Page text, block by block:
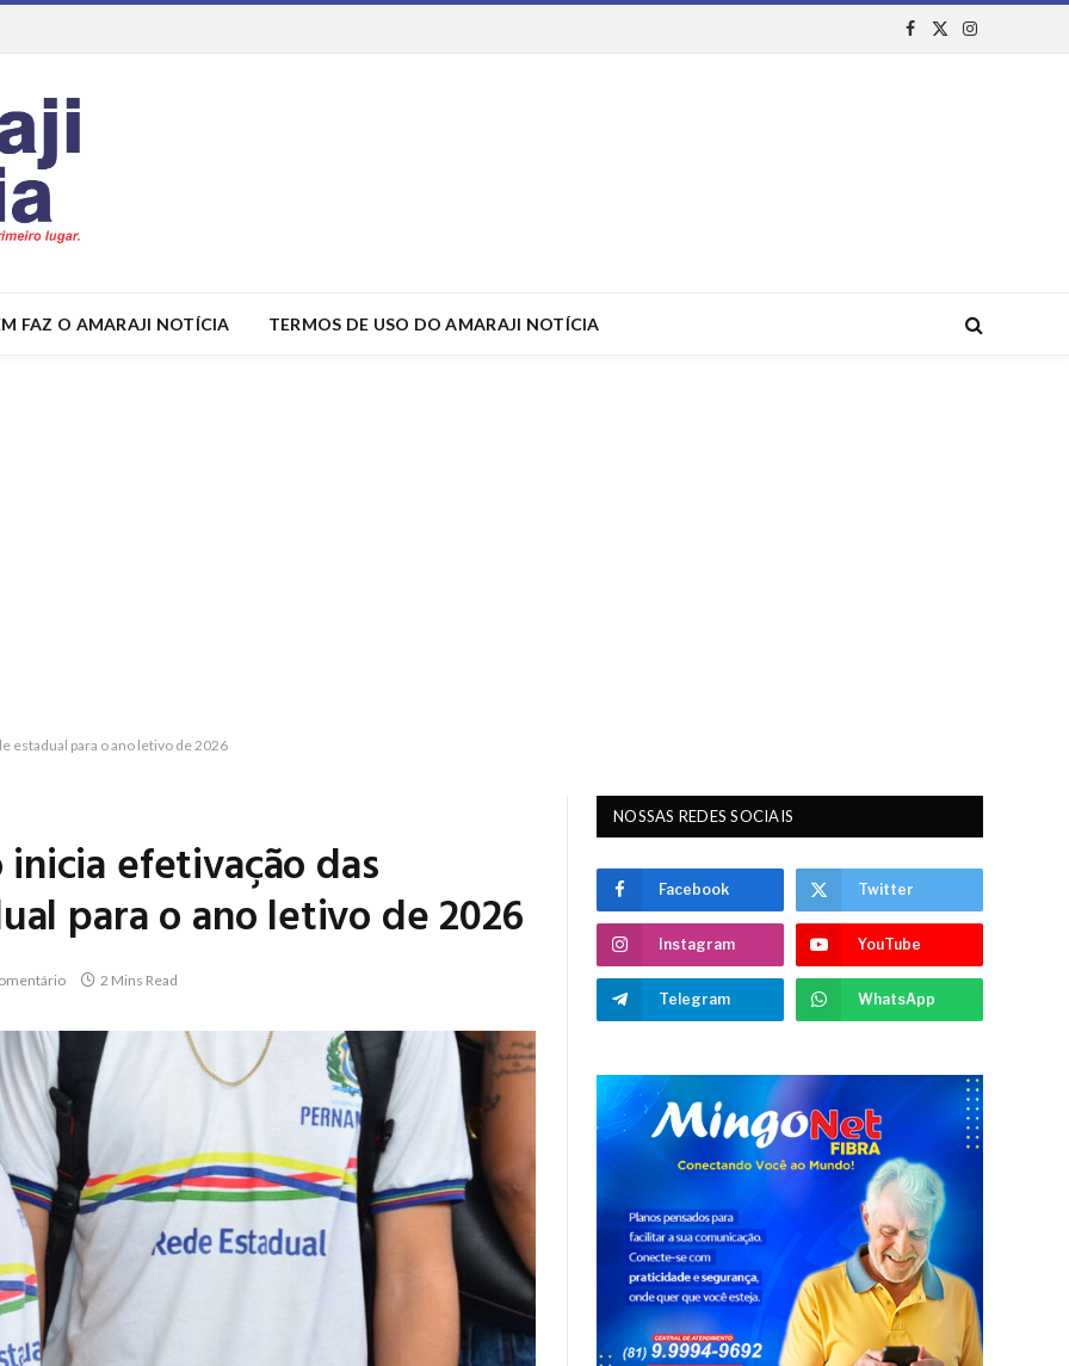
Facebook
X
Instagram
FAZ O AMARAJI NOTÍCIA TERMOS DE USO DO AMARAJI NOTÍCIA
estadual para o ano letivo de 2026
efetivação das
para o ano letivo de 2026
2 Mins Read
NOSSAS REDES SOCIAIS
Facebook Twitter
Instagram YouTube
Telegram WhatsApp